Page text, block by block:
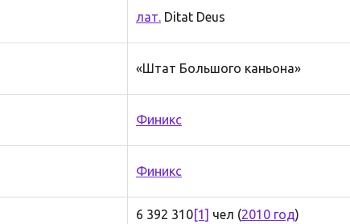
лат. Ditat Deus
«Штат Большого каньона»
Финикс
Финикс
6 392 310[1] чел (2010 год)